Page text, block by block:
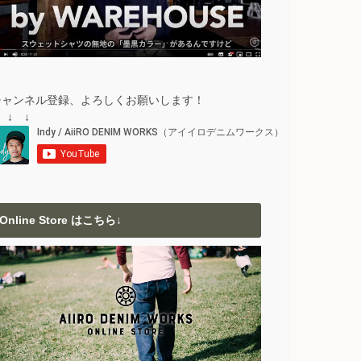
ンネル登録、よろしくお願いします！
↓ ↓
Online Store はこちら↓